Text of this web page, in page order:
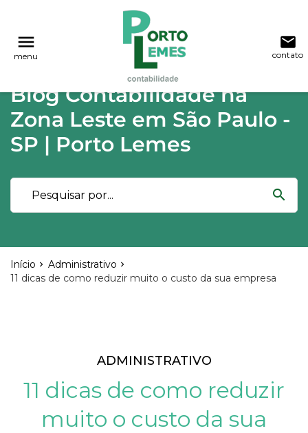
menu
menu
email
contato
Blog Contabilidade na
Zona Leste em São Paulo -
SP | Porto Lemes
search
Início
Administrativo
11 dicas de como reduzir muito o custo da sua empresa
NAVEGAÇÃO
Voltar ao site
Blog
Contabilidade
Notícias
FALE CONOSCO
(11) 2015-4955
location_on
Rua Lutécia,682 Vila Carrão - São Paulo
03423-000
ADMINISTRATIVO
11 dicas de como reduzir
muito o custo da sua